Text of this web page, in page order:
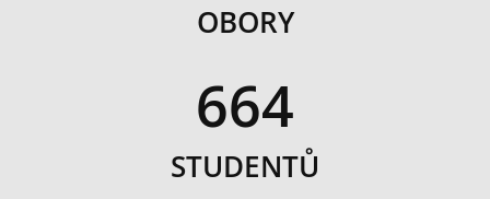
OBORY
664
STUDENTŮ